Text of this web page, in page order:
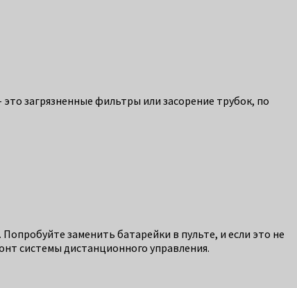
загрязненные фильтры или засорение трубок, по
заменить батарейки в пульте, и если это не
системы дистанционного управления.